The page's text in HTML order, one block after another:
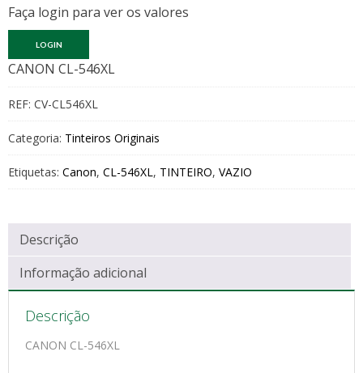
Faça login para ver os valores
LOGIN
CANON CL-546XL
REF: CV-CL546XL
Categoria: Tinteiros Originais
Etiquetas: Canon, CL-546XL, TINTEIRO, VAZIO
Descrição
Informação adicional
Descrição
CANON CL-546XL